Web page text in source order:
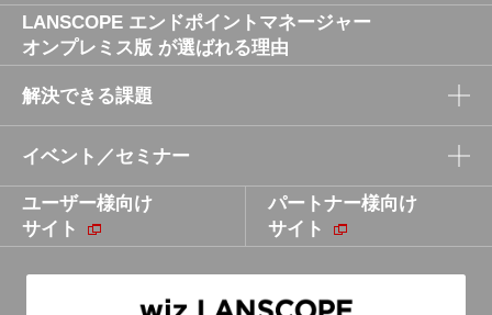
LANSCOPE エンドポイントマネージャー
オンプレミス版 とは
品質と性能にこだわった開発／検証体制
パソコンからスマホまでまとめて管理
難しいセキュリティを誰でも簡単に
LANSCOPE エンドポイントマネージャー
オンプレミス版 が選ばれる理由
解決できる課題
セキュリティパッチ適用による脆弱性対策の課題
テレワーク／在宅勤務における勤怠・残業・労務
管理の課題
テレワーク／在宅勤務におけるセキュリティの課
イベント／セミナー
イベント／セミナー
ユーザー様向け
サイト
パートナー様向け
サイト